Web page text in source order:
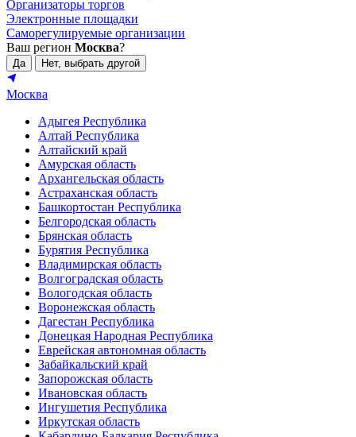
Организаторы торгов
Электронные площадки
Саморегулируемые организации
Ваш регион Москва?
Да Нет, выбрать другой
Москва
Адыгея Республика
Алтай Республика
Алтайский край
Амурская область
Архангельская область
Астраханская область
Башкортостан Республика
Белгородская область
Брянская область
Бурятия Республика
Владимирская область
Волгоградская область
Вологодская область
Воронежская область
Дагестан Республика
Донецкая Народная Республика
Еврейская автономная область
Забайкальский край
Запорожская область
Ивановская область
Ингушетия Республика
Иркутская область